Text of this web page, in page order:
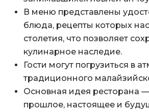
В меню представлены
блюда, рецепты которых
столетия, что позволяет
кулинарное наследие.
Гости могут погрузиться в
традиционного
Основная идея ресторана
прошлое, настоящее и